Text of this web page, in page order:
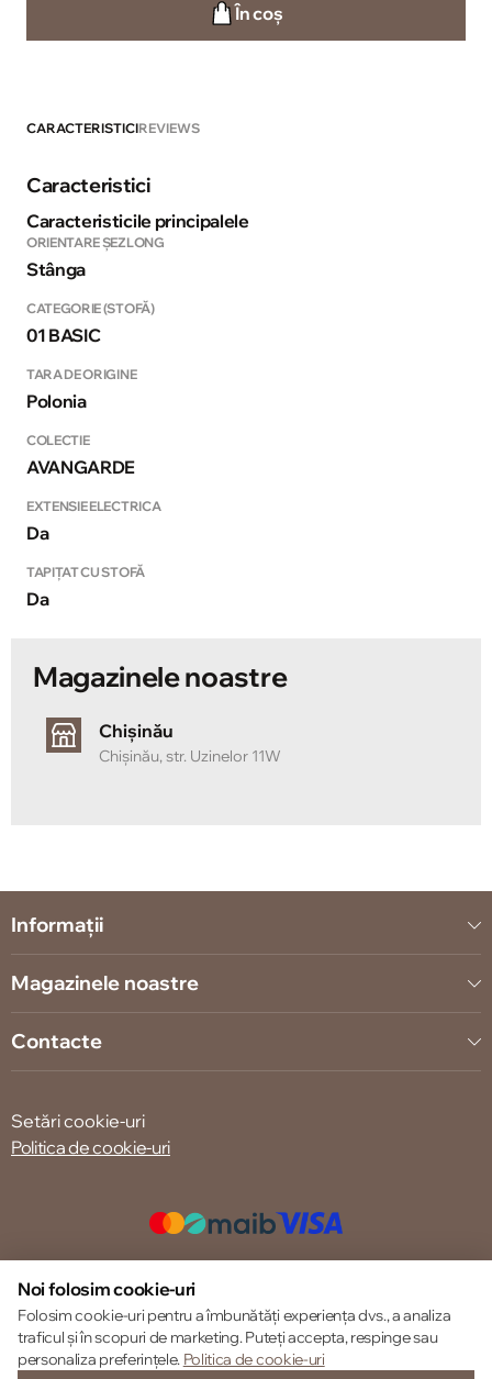
În coș
CARACTERISTICIREVIEWS
Caracteristici
Caracteristicile principalele
ORIENTARE ȘEZLONG
Stânga
CATEGORIE (STOFĂ)
01 BASIC
TARA DE ORIGINE
Polonia
COLECTIE
AVANGARDE
EXTENSIE ELECTRICA
Da
TAPIȚAT CU STOFĂ
Da
Magazinele noastre
Chișinău
Chișinău, str. Uzinelor 11W
Informații
Magazinele noastre
Contacte
Setări cookie-uri
Politica de cookie-uri
© 2013 – 2026 ECOM
Noi folosim cookie-uri
Folosim cookie-uri pentru a îmbunătăți experiența dvs., a analiza
traficul și în scopuri de marketing. Puteți accepta, respinge sau
personaliza preferințele. Politica de cookie-uri